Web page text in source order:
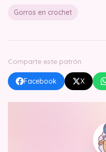
Gorros en crochet
Comparte este patrón
Facebook X